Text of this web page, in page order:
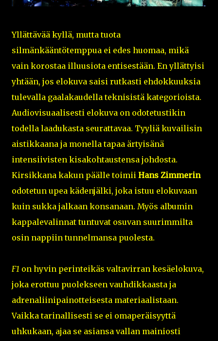
Yllättävää kyllä, mutta tuota
silmänkääntötemppua ei edes huomaa, mikä
vain korostaa illuusiota entisestään. En yllättyisi
yhtään, jos elokuva saisi rutkasti ehdokkuuksia
tulevalla gaalakaudella teknisistä kategorioista.
Audiovisuaalisesti elokuva on odotetustikin
todella laadukasta seurattavaa. Tyyliä kuvailisin
aistikkaana ja monella tapaa ärtyisänä
intensiivisten kisakohtaustensa johdosta.
Kirsikkana kakun päälle toimii Hans Zimmerin
odotetun upea kädenjälki, joka istuu elokuvaan
kuin sukka jalkaan konsanaan. Myös albumin
kappalevalinnat tuntuvat osuvan suurimmilta
osin nappiin tunnelmansa puolesta.
F1 on hyvin perinteikäs valtavirran kesäelokuva,
joka erottuu puolekseen vauhdikkaasta ja
adrenaliinipainotteisesta materiaalistaan.
Vaikka tarinallisesti se ei omaperäisyyttä
uhkukaan, ajaa se asiansa vallan mainiosti